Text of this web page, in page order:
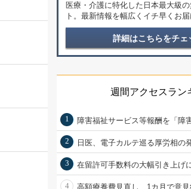
医療・介護に特化した日本最大級
ト。最新情報を幅広くイチ早くお届
詳細はこちらをチェ
週間アクセスラン
1 障害福祉サービス等報酬を「障
2 日医、電子カルテ巡る厚労相の
3 在留許可手数料の大幅引き上げ
4 高額療養費見直し 1カ月で意見